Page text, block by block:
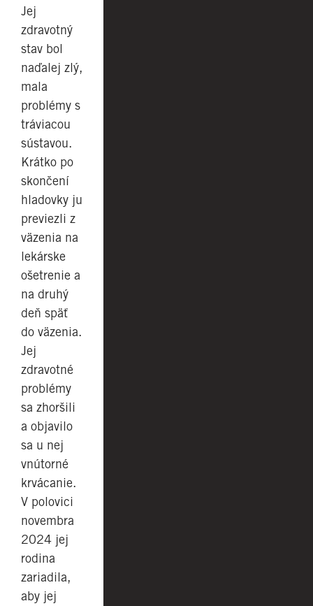
Jej
zdravotný
stav bol
naďalej zlý,
mala
problémy s
tráviacou
sústavou.
Krátko po
skončení
hladovky ju
previezli z
väzenia na
lekárske
ošetrenie a
na druhý
deň späť
do väzenia.
Jej
zdravotné
problémy
sa zhoršili
a objavilo
sa u nej
vnútorné
krvácanie.
V polovici
novembra
2024 jej
rodina
zariadila,
aby jej